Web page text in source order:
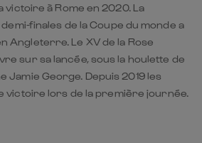
victoire à Rome en 2020. La
finales de la Coupe du monde a
Angleterre. Le XV de la Rose
sur sa lancée, sous la houlette de
Jamie George. Depuis 2019 les
victoire lors de la première journée.